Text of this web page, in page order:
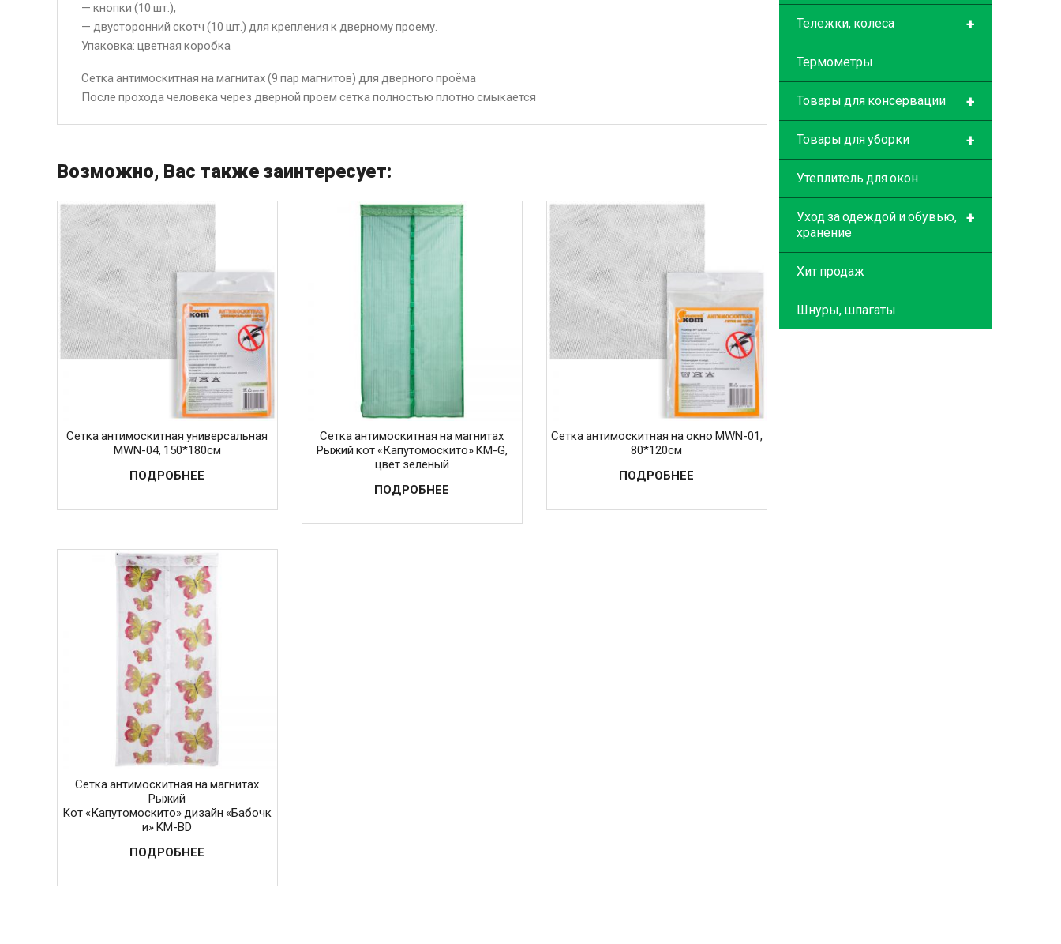
— кнопки (10 шт.),
— двусторонний скотч (10 шт.) для крепления к дверному проему.
Упаковка: цветная коробка
Сетка антимоскитная на магнитах (9 пар магнитов) для дверного проёма
После прохода человека через дверной проем сетка полностью плотно смыкается
Возможно, Вас также заинтересует:
Сетка антимоскитная универсальная
MWN-04, 150*180см
ПОДРОБНЕЕ
Сетка антимоскитная на магнитах
Рыжий кот «Капутомоскито» KM-G,
цвет зеленый
ПОДРОБНЕЕ
Сетка антимоскитная на окно MWN-01,
80*120см
ПОДРОБНЕЕ
Сетка антимоскитная на магнитах
Рыжий
Кот «Капутомоскито» дизайн «Бабочк
и» KM-BD
ПОДРОБНЕЕ
+
Тележки, колеса
Термометры
+
Товары для консервации
+
Товары для уборки
Утеплитель для окон
+
Уход за одеждой и обувью,
хранение
Хит продаж
Шнуры, шпагаты